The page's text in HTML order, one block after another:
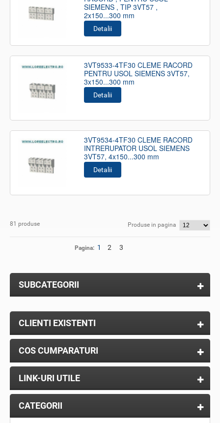
SIEMENS , TIP 3VT57 ,
2x150...300 mm
Detalii
3VT9533-4TF30 CLEME RACORD
PENTRU USOL SIEMENS 3VT57,
3x150...300 mm
Detalii
3VT9534-4TF30 CLEME RACORD
INTRERUPATOR USOL SIEMENS
3VT57, 4x150...300 mm
Detalii
81 produse Produse in pagina
Pagina: 1 2 3
SUBCATEGORII
CLIENTI EXISTENTI
COS CUMPARATURI
LINK-URI UTILE
CATEGORII